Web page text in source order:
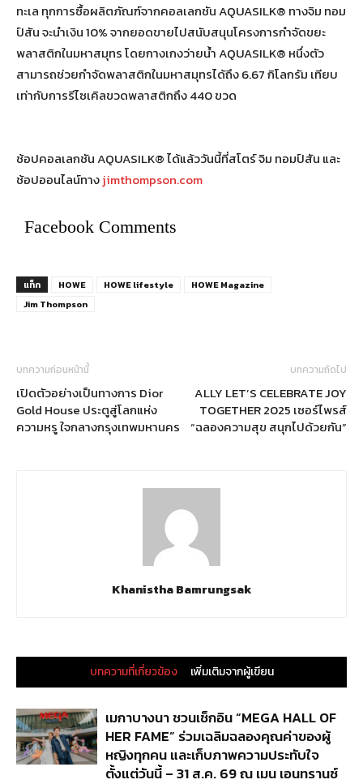
ทะเล ทุกการซื้อผลิตภัณฑ์จากคอลเลกชัน AQUASILK® ทางจิม ทอม
ป์สัน จะนำเงิน 10% จากยอดขายไปสนับสนุนโครงการกำจัดขยะ
พลาสติกในมหาสมุทร โดยกางเกงว่ายน้ำ AQUASILK® หนึ่งตัว
สามารถช่วยกำจัดพลาสติกในมหาสมุทรได้ถึง 6.67 กิโลกรัม เทียบ
เท่ากับการรีไซเคิลขวดพลาสติกถึง 440 ขวด
ช้อปคอลเลกชัน AQUASILK® ได้แล้ววันนี้ที่สโตร์ จิม ทอมป์สัน และ
ช้อปออนไลน์ทางjimthompson.com
Facebook Comments
แท็ก HOWE HOWE lifestyle
HOWE Magazine
Jim Thompson
บทความก่อนหน้านี้
เปิดตัวอย่างเป็นทางการ Dior
Gold House ประตูสู่โลกแห่ง
ความหรู ใจกลางกรุงเทพมหานคร
บทความถัดไป
ALLY LET’S CELEBRATE JOY
TOGETHER 2025 เซอร์ไพรส์
“ฉลองความสุข สนุกไปด้วยกัน”
Khanistha Bamrungsak
บทความที่เกี่ยวข้อง เพิ่มเติมจากผู้เขียน
เมกาบางนา ชวนเช็กอิน “MEGA HALL OF
HER FAME” ร่วมเฉลิมฉลองคุณค่าของผู้
หญิงทุกคน และเก็บภาพความประทับใจ
ตั้งแต่วันนี้ – 31 ส.ค. 69 ณ เมน เอนทรานซ์